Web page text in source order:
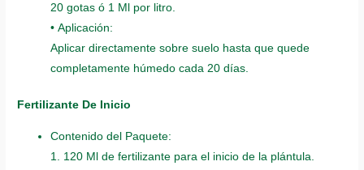
20 gotas ó 1 Ml por litro.
• Aplicación:
Aplicar directamente sobre suelo hasta que quede
completamente húmedo cada 20 días.
Fertilizante De Inicio
Contenido del Paquete:
1. 120 Ml de fertilizante para el inicio de la plántula.